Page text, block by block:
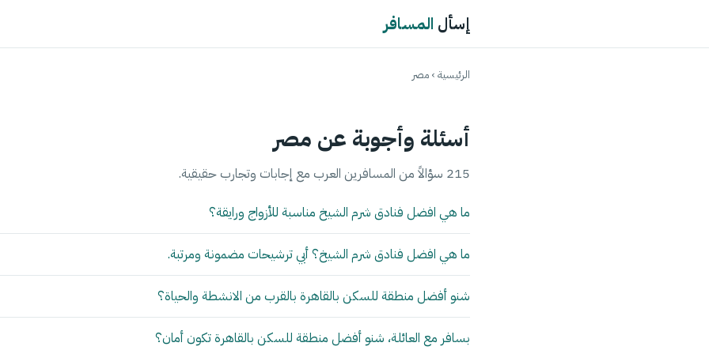
إسأل المسافر
الرئيسية› مصر
أسئلة وأجوبة عن مصر
215 سؤالاً من المسافرين العرب مع إجابات وتجارب حقيقية.
ما هي افضل فنادق شرم الشيخ مناسبة للأزواج ورايقة؟
ما هي افضل فنادق شرم الشيخ؟ أبي ترشيحات مضمونة ومرتبة.
شنو أفضل منطقة للسكن بالقاهرة بالقرب من الانشطة والحياة؟
بسافر مع العائلة، شنو أفضل منطقة للسكن بالقاهرة تكون أمان؟